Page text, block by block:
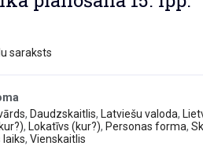
saraksts
, Daudzskaitlis, Latviešu valoda,
, Lokatīvs (kur?), Personas forma,
laiks, Vienskaitlis